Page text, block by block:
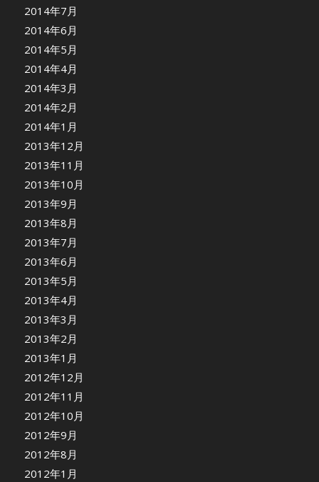
2014年7月
2014年6月
2014年5月
2014年4月
2014年3月
2014年2月
2014年1月
2013年12月
2013年11月
2013年10月
2013年9月
2013年8月
2013年7月
2013年6月
2013年5月
2013年4月
2013年3月
2013年2月
2013年1月
2012年12月
2012年11月
2012年10月
2012年9月
2012年8月
2012年1月